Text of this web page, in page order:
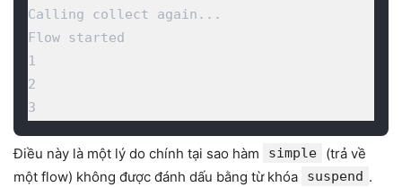
Calling collect again...
Flow started
1
2
3
Điều này là một lý do chính tại sao hàm simple
(trả về
một flow) không được đánh dấu bằng từ khóa
suspend .